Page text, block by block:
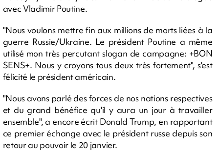
avec Vladimir Poutine.
"Nous voulons mettre fin aux millions de morts liées à la
guerre Russie/Ukraine. Le président Poutine a même
utilisé mon très percutant slogan de campagne: +BON
SENS+. Nous y croyons tous deux très fortement", s'est
félicité le président américain.
"Nous avons parlé des forces de nos nations respectives
et du grand bénéfice qu'il y aura un jour à travailler
ensemble", a encore écrit Donald Trump, en rapportant
ce premier échange avec le président russe depuis son
retour au pouvoir le 20 janvier.